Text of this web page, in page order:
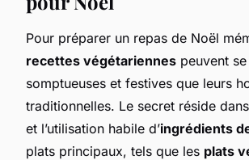
Pour préparer un repas de Noël
recettes végétariennes peuvent
somptueuses et festives que leurs
traditionnelles. Le secret réside
et l’utilisation habile d’ingrédients
plats principaux, tels que les plats